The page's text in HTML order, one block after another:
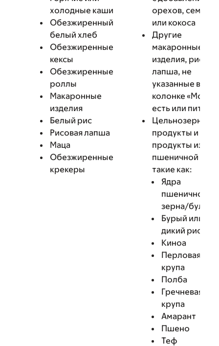
холодные каши
Обезжиренный
белый хлеб
Обезжиренные
кексы
Обезжиренные
роллы
Макаронные
изделия
Белый рис
Рисовая лапша
Маца
Обезжиренные
крекеры
орехов, семян
или кокоса
Другие
макаронные
изделия, рис или
лапша, не
указанные в
колонке «Можно
есть или пить»
продукты и
продукты из
пшеничной
такие как:
Ядра
пшеничного
зерна/булгур
Бурый или
дикий рис
Киноа
Перловая
крупа
Полба
Гречневая
крупа
Амарант
Пшено
Теф